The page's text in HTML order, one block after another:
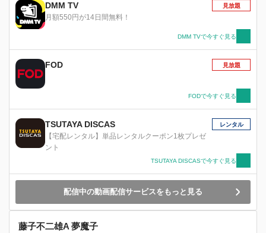
がでしょう？悪酔いなさいませんよう・・・オー
ッホッホッホ。
DMM TV
月額550円が14日間無料！
見放題
DMM TVで今すぐ見る
FOD 見放題
FODで今すぐ見る
TSUTAYA DISCAS
【宅配レンタル】単品レンタルクーポン1枚プレゼ
ント
レンタル
TSUTAYA DISCASで今すぐ見る
配信中の動画配信サービスをもっと見る
藤子不二雄A 夢魔子